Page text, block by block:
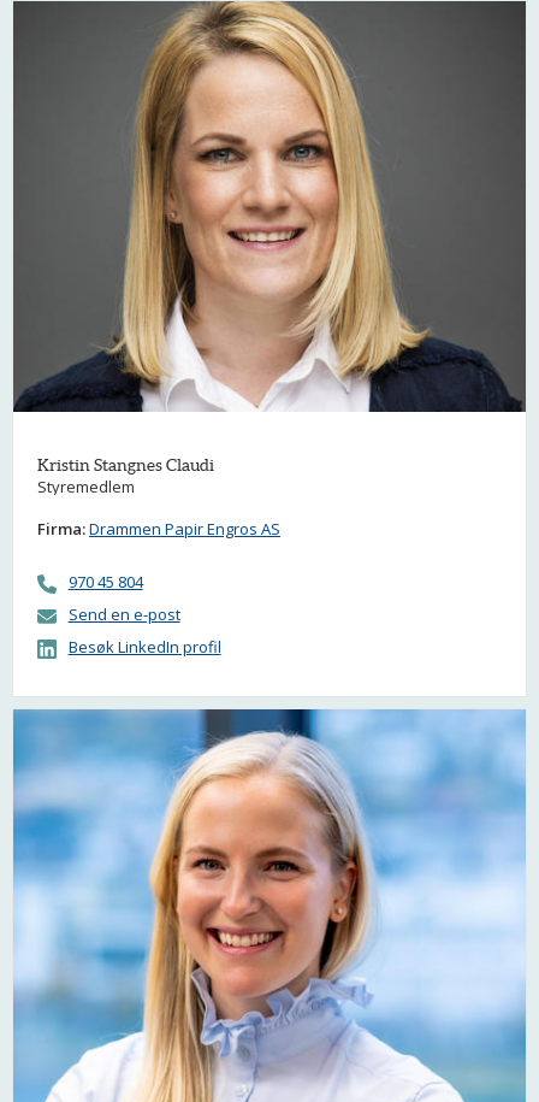
Kristin Stangnes Claudi
Styremedlem
Firma:Drammen Papir Engros AS
970 45 804
Send en e-post
Besøk LinkedIn profil